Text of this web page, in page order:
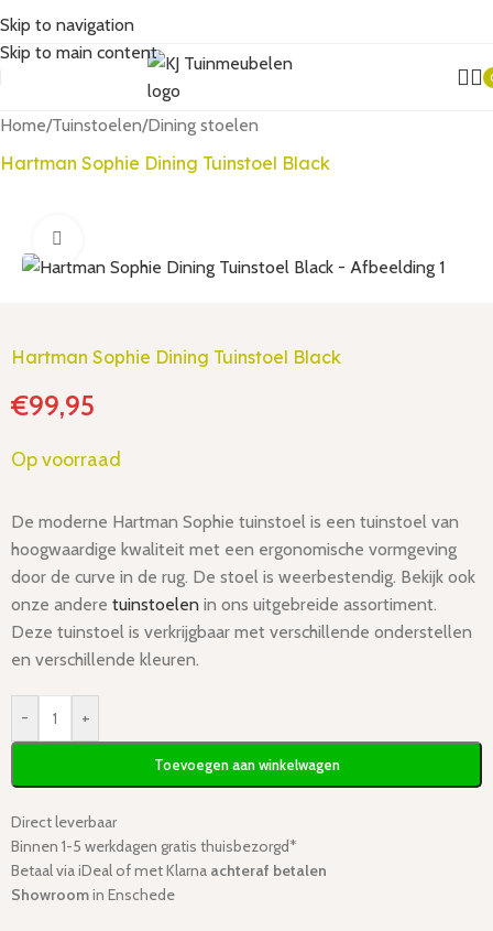
Skip to navigation
Skip to main content
Home/Tuinstoelen/Dining stoelen
Hartman Sophie Dining Tuinstoel Black
Hartman Sophie Dining Tuinstoel Black
€99,95
Op voorraad
De moderne Hartman Sophie tuinstoel is een tuinstoel van
hoogwaardige kwaliteit met een ergonomische vormgeving
door de curve in de rug. De stoel is weerbestendig. Bekijk ook
onze andere tuinstoelen in ons uitgebreide assortiment.
Deze tuinstoel is verkrijgbaar met verschillende onderstellen
en verschillende kleuren.
- +
Toevoegen aan winkelwagen
Direct leverbaar
Binnen 1-5 werkdagen gratis thuisbezorgd*
Betaal via iDeal of met Klarna achteraf betalen
Showroomin Enschede